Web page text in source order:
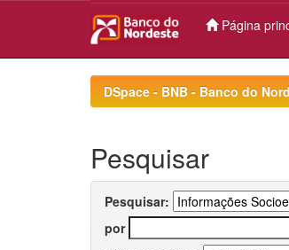
Página
DSpace - BNB - Banco do
Pesquisar
Pesquisar:
por